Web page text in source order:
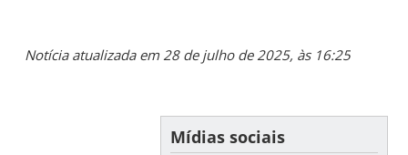
Notícia atualizada em 28 de julho de 2025, às 16:25
Mídias sociais